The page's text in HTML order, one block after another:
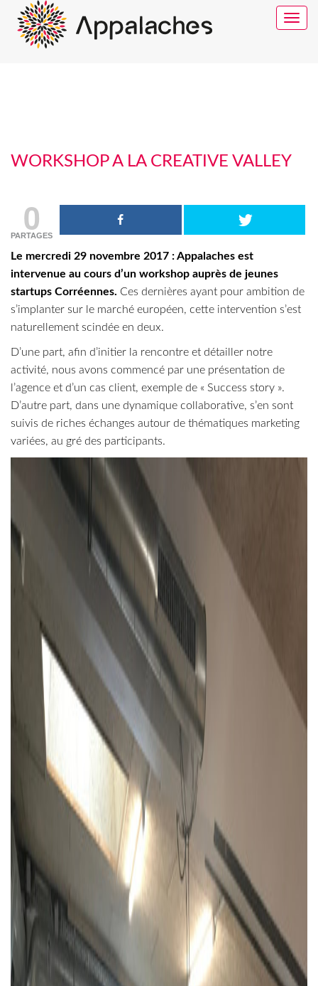
Toggle
WORKSHOP A LA CREATIVE VALLEY
0
PARTAGES
Le mercredi 29 novembre 2017 : Appalaches est
intervenue au cours d’un workshop auprès de jeunes
startups Corréennes. Ces dernières ayant pour ambition de
s’implanter sur le marché européen, cette intervention s’est
naturellement scindée en deux.
D’une part, afin d’initier la rencontre et détailler notre
activité, nous avons commencé par une présentation de
l’agence et d’un cas client, exemple de « Success story ».
D’autre part, dans une dynamique collaborative, s’en sont
suivis de riches échanges autour de thématiques marketing
variées, au gré des participants.